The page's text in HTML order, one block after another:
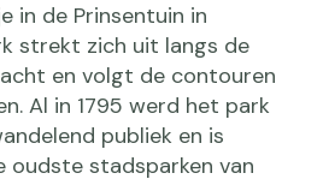
in de Prinsentuin in
strekt zich uit langs de
en volgt de contouren
Al in 1795 werd het park
publiek en is
oudste stadsparken van